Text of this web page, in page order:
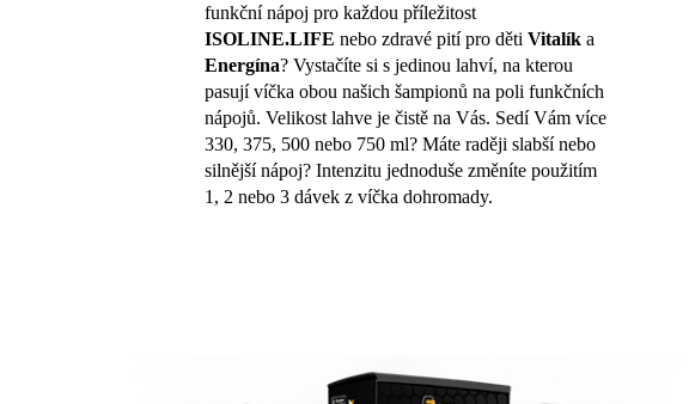
funkční nápoj pro každou příležitost
ISOLINE.LIFE nebo zdravé pití pro dětiVitalík a
Energína? Vystačíte si s jedinou lahví, na kterou
pasují víčka obou našich šampionů na poli funkčních
nápojů. Velikost lahve je čistě na Vás. Sedí Vám více
330, 375, 500 nebo 750 ml? Máte raději slabší nebo
silnější nápoj? Intenzitu jednoduše změníte použitím
1, 2 nebo 3 dávek z víčka dohromady.